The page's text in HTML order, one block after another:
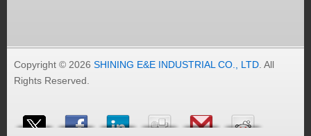
Copyright © 2026 SHINING E&E INDUSTRIAL CO., LTD. All
Rights Reserved.